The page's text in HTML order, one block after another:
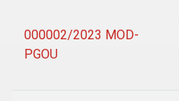
000002/2023 MOD-
PGOU